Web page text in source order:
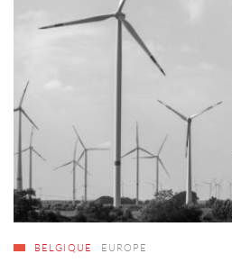
BELGIQUE EUROPE